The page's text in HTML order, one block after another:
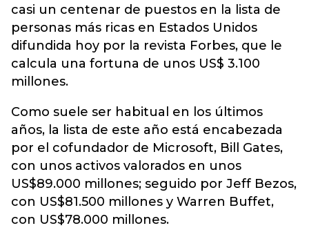
casi un centenar de puestos en la lista de
personas más ricas en Estados Unidos
difundida hoy por la revista Forbes, que le
calcula una fortuna de unos US$ 3.100
millones.
Como suele ser habitual en los últimos
años, la lista de este año está encabezada
por el cofundador de Microsoft, Bill Gates,
con unos activos valorados en unos
US$89.000 millones; seguido por Jeff Bezos,
con US$81.500 millones y Warren Buffet,
con US$78.000 millones.